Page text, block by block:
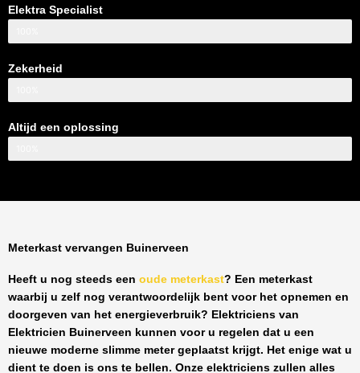
Elektra Specialist
Zekerheid
Altijd een oplossing
Meterkast vervangen Buinerveen
Heeft u nog steeds een oude meterkast? Een meterkast
waarbij u zelf nog verantwoordelijk bent voor het opnemen en
doorgeven van het energieverbruik? Elektriciens van
Elektricien Buinerveen kunnen voor u regelen dat u een
nieuwe moderne slimme meter geplaatst krijgt. Het enige wat u
dient te doen is ons te bellen. Onze elektriciens zullen alles